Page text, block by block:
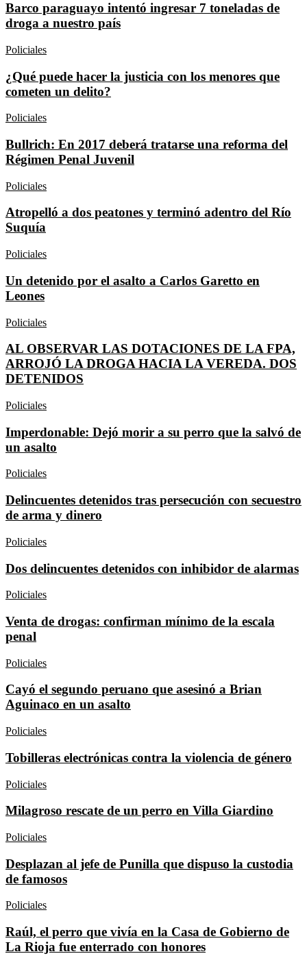
Barco paraguayo intentó ingresar 7 toneladas de
droga a nuestro país
Policiales
¿Qué puede hacer la justicia con los menores que
cometen un delito?
Policiales
Bullrich: En 2017 deberá tratarse una reforma del
Régimen Penal Juvenil
Policiales
Atropelló a dos peatones y terminó adentro del Río
Suquía
Policiales
Un detenido por el asalto a Carlos Garetto en
Leones
Policiales
AL OBSERVAR LAS DOTACIONES DE LA FPA,
ARROJÓ LA DROGA HACIA LA VEREDA. DOS
DETENIDOS
Policiales
Imperdonable: Dejó morir a su perro que la salvó de
un asalto
Policiales
Delincuentes detenidos tras persecución con secuestro
de arma y dinero
Policiales
Dos delincuentes detenidos con inhibidor de alarmas
Policiales
Venta de drogas: confirman mínimo de la escala
penal
Policiales
Cayó el segundo peruano que asesinó a Brian
Aguinaco en un asalto
Policiales
Tobilleras electrónicas contra la violencia de género
Policiales
Milagroso rescate de un perro en Villa Giardino
Policiales
Desplazan al jefe de Punilla que dispuso la custodia
de famosos
Policiales
Raúl, el perro que vivía en la Casa de Gobierno de
La Rioja fue enterrado con honores